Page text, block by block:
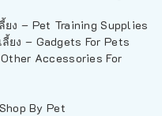
ยง – Pet Training Supplies
ยง – Gadgets For Pets
Accessories For
By Pet